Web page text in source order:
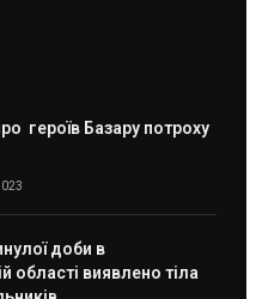
героїв Базару потроху
доби в
області виявлено тіла